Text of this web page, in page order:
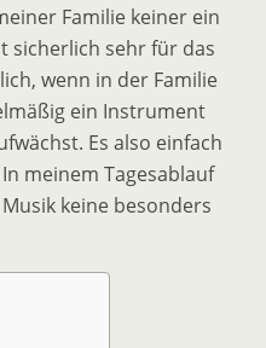
Familie keiner ein
sicherlich sehr für das
wenn in der Familie
ein Instrument
Es also einfach
meinem Tagesablauf
keine besonders